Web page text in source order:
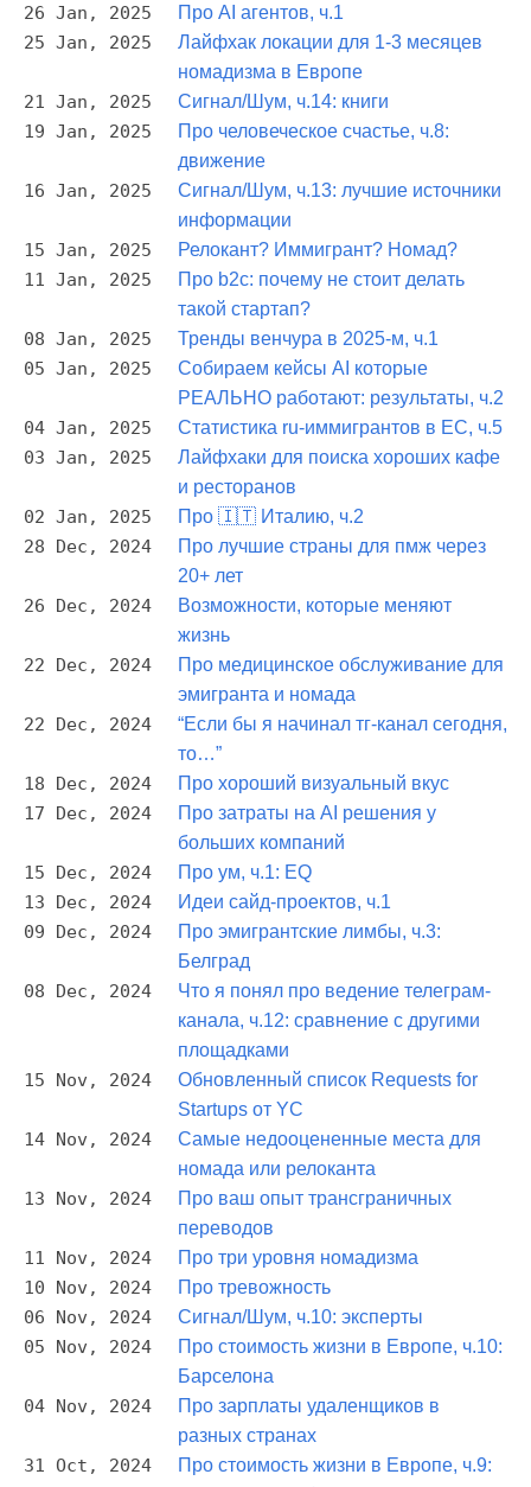
26 Jan, 2025 Про AI агентов, ч.1
25 Jan, 2025
Лайфхак локации для 1-3 месяцев
номадизма в Европе
21 Jan, 2025 Сигнал/Шум, ч.14: книги
19 Jan, 2025
Про человеческое счастье, ч.8:
движение
16 Jan, 2025
Сигнал/Шум, ч.13: лучшие источники
информации
15 Jan, 2025 Релокант? Иммигрант? Номад?
11 Jan, 2025
Про b2c: почему не стоит делать
такой стартап?
08 Jan, 2025 Тренды венчура в 2025-м, ч.1
05 Jan, 2025
Собираем кейсы AI которые
РЕАЛЬНО работают: результаты, ч.2
04 Jan, 2025 Статистика ru-иммигрантов в ЕС, ч.5
03 Jan, 2025
Лайфхаки для поиска хороших кафе
и ресторанов
02 Jan, 2025 Про 🇮🇹 Италию, ч.2
28 Dec, 2024
Про лучшие страны для пмж через
20+ лет
26 Dec, 2024
Возможности, которые меняют
жизнь
22 Dec, 2024
Про медицинское обслуживание для
эмигранта и номада
22 Dec, 2024
“Если бы я начинал тг-канал сегодня,
то…”
18 Dec, 2024 Про хороший визуальный вкус
17 Dec, 2024
Про затраты на AI решения у
больших компаний
15 Dec, 2024 Про ум, ч.1: EQ
13 Dec, 2024 Идеи сайд-проектов, ч.1
09 Dec, 2024
Про эмигрантские лимбы, ч.3:
Белград
08 Dec, 2024
Что я понял про ведение телеграм-
канала, ч.12: сравнение с другими
площадками
15 Nov, 2024
Обновленный список Requests for
Startups от YC
14 Nov, 2024
Самые недооцененные места для
номада или релоканта
13 Nov, 2024
Про ваш опыт трансграничных
переводов
11 Nov, 2024 Про три уровня номадизма
10 Nov, 2024 Про тревожность
06 Nov, 2024 Сигнал/Шум, ч.10: эксперты
05 Nov, 2024
Про стоимость жизни в Европе, ч.10:
Барселона
04 Nov, 2024
Про зарплаты удаленщиков в
разных странах
31 Oct, 2024
Про стоимость жизни в Европе, ч.9: